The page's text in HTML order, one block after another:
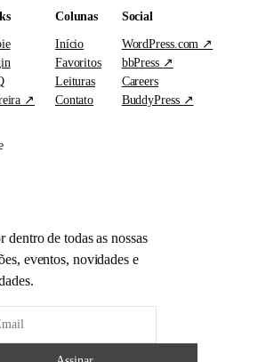
↗
Colunas
Início
Favoritos
Leituras
Contato
Social
WordPress.com ↗
bbPress ↗
Careers
BuddyPress ↗
dentro de todas as nossas
eventos, novidades e